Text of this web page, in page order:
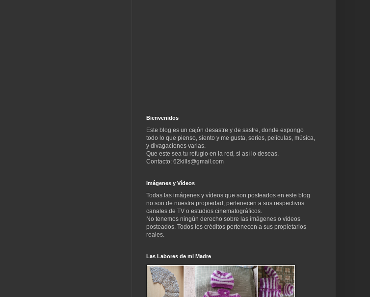
Bienvenidos
Este blog es un cajón desastre y de sastre, donde expongo
todo lo que pienso, siento y me gusta, series, películas, música,
y divagaciones varias.
Que este sea tu refugio en la red, si así lo deseas.
Contacto: 62kills@gmail.com
Imágenes y Vídeos
Todas las imágenes y vídeos que son posteados en este blog
no son de nuestra propiedad, pertenecen a sus respectivos
canales de TV o estudios cinematográficos.
No tenemos ningún derecho sobre las imágenes o videos
posteados. Todos los créditos pertenecen a sus propietarios
reales.
Las Labores de mi Madre